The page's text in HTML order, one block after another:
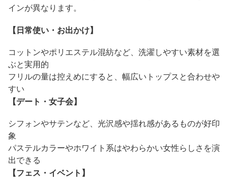
インが異なります。
【日常使い・お出かけ】
コットンやポリエステル混紡など、洗濯しやすい素材を選
ぶと実用的
フリルの量は控えめにすると、幅広いトップスと合わせや
すい
【デート・女子会】
シフォンやサテンなど、光沢感や揺れ感があるものが好印
象
パステルカラーやホワイト系はやわらかい女性らしさを演
出できる
【フェス・イベント】